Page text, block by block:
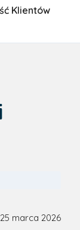
Klientów
25 marca 2026